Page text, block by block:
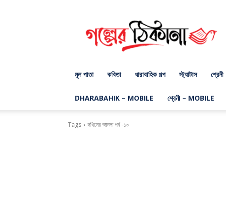
গল্পের
ঠিকানা
ডট
মূল পাতা কবিতা ধারাবাহিক গল্প স্ট্যাটাস শ্রেনী
DHARABAHIK – MOBILE শ্রেনী – MOBILE
Tags দখিনের জানলা পর্ব -১০